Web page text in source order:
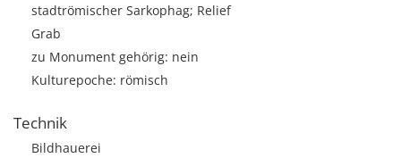
stadtrömischer Sarkophag; Relief
Grab
zu Monument gehörig: nein
Kulturepoche: römisch
Technik
Bildhauerei